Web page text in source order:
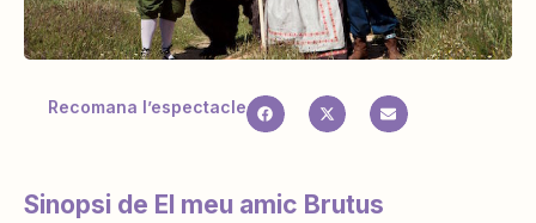
Recomana l’espectacle
Sinopsi de El meu amic Brutus